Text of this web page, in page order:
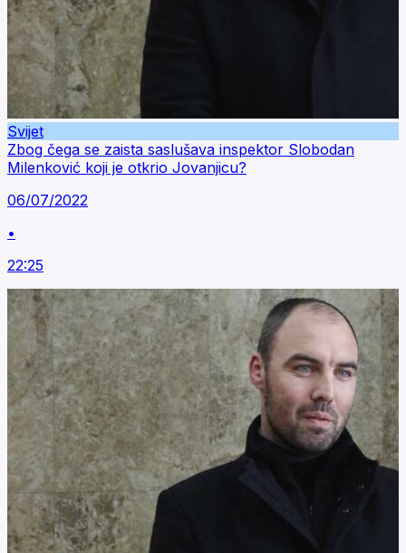
Svijet
Zbog čega se zaista saslušava inspektor Slobodan
Milenković koji je otkrio Jovanjicu?
06/07/2022
•
22:25